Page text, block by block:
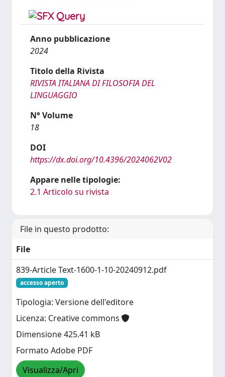
Anno pubblicazione
2024
Titolo della Rivista
RIVISTA ITALIANA DI FILOSOFIA DEL
LINGUAGGIO
N° Volume
18
DOI
https://dx.doi.org/10.4396/2024062V02
Appare nelle tipologie:
2.1 Articolo su rivista
File in questo prodotto:
File
839-Article Text-1600-1-10-20240912.pdf
accesso aperto
Tipologia: Versione dell'editore
Licenza: Creative commons
Dimensione 425.41 kB
Formato Adobe PDF
Visualizza/Apri